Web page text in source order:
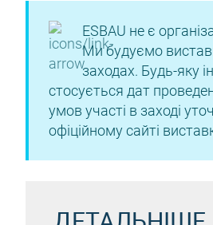
ESBAU не є
Ми будуємо
заходах. Будь-яку
стосується дат
умов участі в заході
офіційному сайті